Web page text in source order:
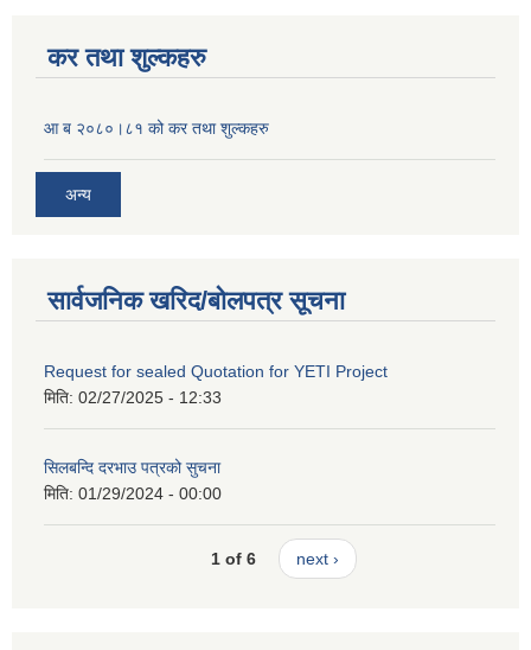
कर तथा शुल्कहरु
आ ब २०८०।८१ को कर तथा शुल्कहरु
अन्य
सार्वजनिक खरिद/बोलपत्र सूचना
Request for sealed Quotation for YETI Project
मिति: 02/27/2025 - 12:33
सिलबन्दि दरभाउ पत्रको सुचना
मिति: 01/29/2024 - 00:00
1 of 6 next ›